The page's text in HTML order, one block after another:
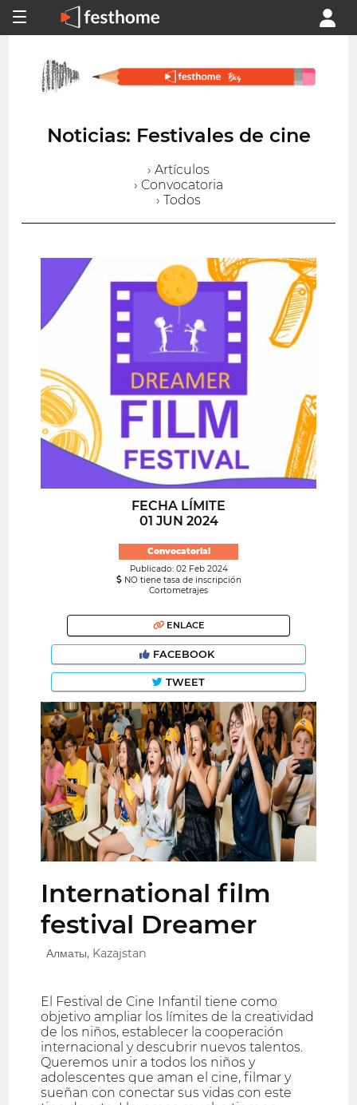
Noticias: Festivales de cine
› Artículos
› Convocatoria
› Todos
FECHA LÍMITE
01 JUN 2024
Convocatoria!
Publicado: 02 Feb 2024
NO tiene tasa de inscripción
Cortometrajes
ENLACE
FACEBOOK
TWEET
International film
festival Dreamer
Алматы, Kazajstan
El Festival de Cine Infantil tiene como
objetivo ampliar los límites de la creatividad
de los niños, establecer la cooperación
internacional y descubrir nuevos talentos.
Queremos unir a todos los niños y
adolescentes que aman el cine, filmar y
sueñan con conectar sus vidas con este